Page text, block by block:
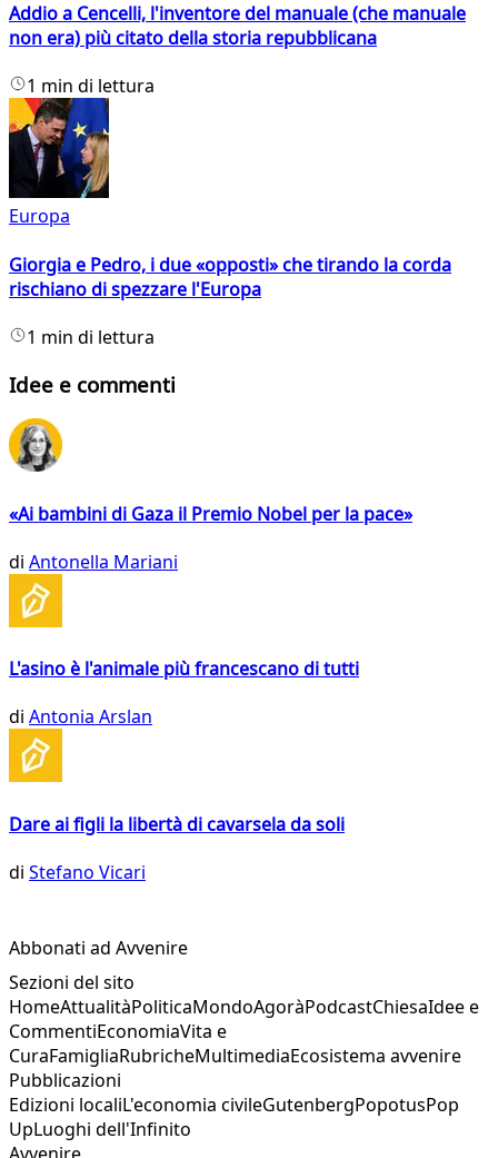
Addio a Cencelli, l'inventore del manuale (che manuale
non era) più citato della storia repubblicana
1 min di lettura
Europa
Giorgia e Pedro, i due «opposti» che tirando la corda
rischiano di spezzare l'Europa
1 min di lettura
Idee e commenti
«Ai bambini di Gaza il Premio Nobel per la pace»
di Antonella Mariani
L'asino è l'animale più francescano di tutti
di Antonia Arslan
Dare ai figli la libertà di cavarsela da soli
di Stefano Vicari
Abbonati ad Avvenire
Sezioni del sito
HomeAttualitàPoliticaMondoAgoràPodcastChiesaIdee e
CommentiEconomiaVita e
CuraFamigliaRubricheMultimediaEcosistema avvenire
Pubblicazioni
Edizioni localiL'economia civileGutenbergPopotusPop
UpLuoghi dell'Infinito